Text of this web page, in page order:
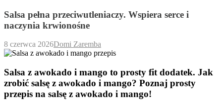
Salsa pełna przeciwutleniaczy. Wspiera serce i
naczynia krwionośne
8 czerwca 2026Domi Zaremba
Salsa z awokado i mango to prosty fit dodatek. Jak
zrobić salsę z awokado i mango? Poznaj prosty
przepis na salsę z awokado i mango!